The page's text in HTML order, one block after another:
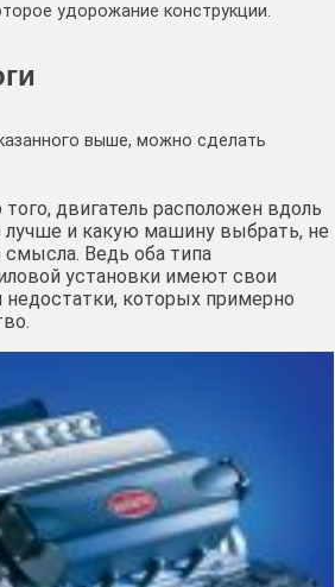
удорожание конструкции.
выше, можно сделать
того, двигатель расположен вдоль
лучше и какую машину выбрать, не
Ведь оба типа
установки имеют свои
которых примерно